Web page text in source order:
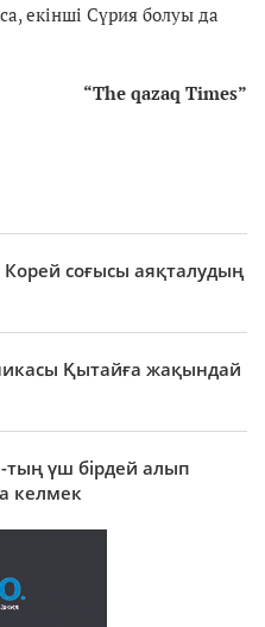
екінші Сүрия болуы да
“The qazaq Times”
Корей соғысы аяқталудың
Қытайға жақындай
үш бірдей алып
келмек